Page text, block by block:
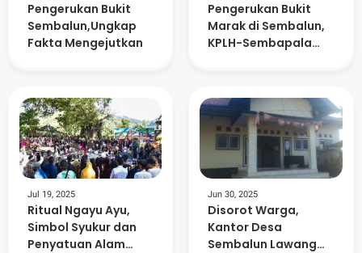
Pengerukan Bukit
Sembalun,Ungkap
Fakta Mengejutkan
Pengerukan Bukit
Marak di Sembalun,
KPLH-Sembapala
Jul 19, 2025
Ritual Ngayu Ayu,
Simbol Syukur dan
Penyatuan Alam
Jun 30, 2025
Disorot Warga,
Kantor Desa
Sembalun Lawang